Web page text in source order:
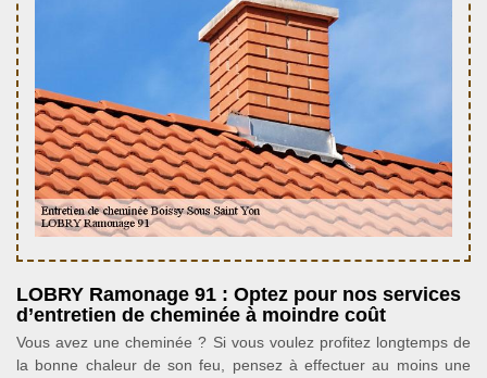
LOBRY Ramonage 91 : Optez pour nos services
d’entretien de cheminée à moindre coût
Vous avez une cheminée ? Si vous voulez profitez longtemps de
la bonne chaleur de son feu, pensez à effectuer au moins une